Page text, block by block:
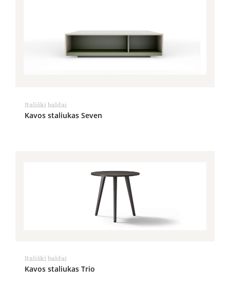
Itališki baldai
Kavos staliukas Seven
Itališki baldai
Kavos staliukas Trio